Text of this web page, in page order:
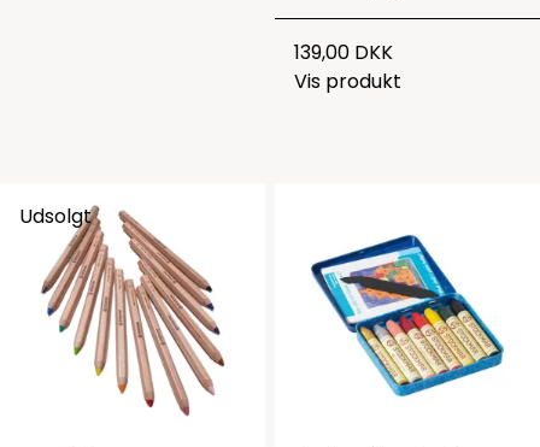
139,00 DKK
Vis produkt
Udsolgt